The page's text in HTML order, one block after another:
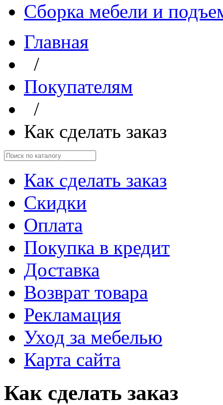
Сборка мебели и
Главная
/
Покупателям
/
Как сделать заказ
Как сделать заказ
Скидки
Оплата
Покупка в кредит
Доставка
Возврат товара
Рекламация
Уход за мебелью
Карта сайта
Как сделать заказ